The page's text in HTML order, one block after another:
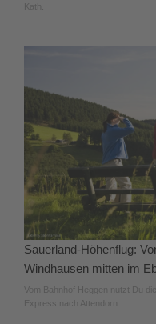
Kath.
Sauerland-Höhenflug:
Windhausen mitten im
Vom Bahnhof Heggen nutzt Du
Express nach Attendorn.